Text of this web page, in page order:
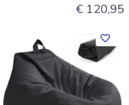
€ 120,95